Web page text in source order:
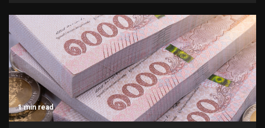
1 min read